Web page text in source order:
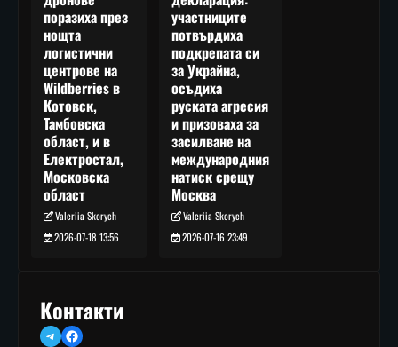
поразиха през
нощта
логистични
центрове на
Wildberries в
Котовск,
Тамбовска
област, и в
Електростал,
Московска
област
Valeriia Skorych
2026-07-18 13:56
участниците
потвърдиха
подкрепата си
за Украйна,
осъдиха
руската агресия
и призоваха за
засилване на
международния
натиск срещу
Москва
Valeriia Skorych
2026-07-16 23:49
Контакти
TelegramFacebook